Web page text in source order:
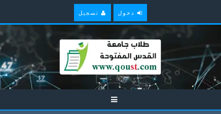
دخول تسجيل